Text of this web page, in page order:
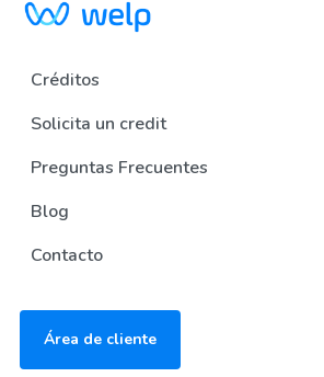
Créditos
Solicita un credit
Preguntas Frecuentes
Blog
Contacto
Área de cliente